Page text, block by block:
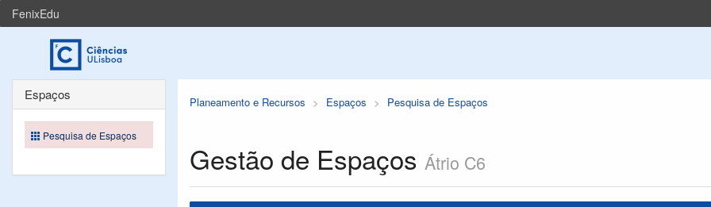
FenixEdu
Planeamento e Recursos Espaços Pesquisa de Espaços
Gestão de Espaços Átrio C6
Espaços
Pesquisa de Espaços